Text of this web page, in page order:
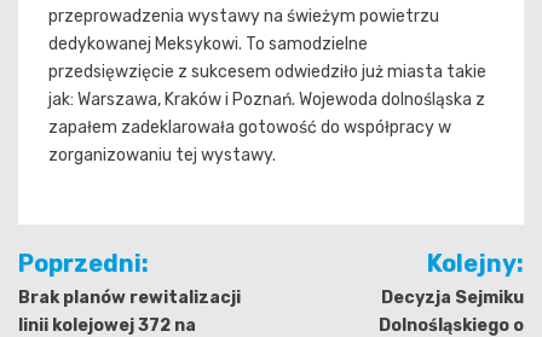
przeprowadzenia wystawy na świeżym powietrzu
dedykowanej Meksykowi. To samodzielne
przedsięwzięcie z sukcesem odwiedziło już miasta takie
jak: Warszawa, Kraków i Poznań. Wojewoda dolnośląska z
zapałem zadeklarowała gotowość do współpracy w
zorganizowaniu tej wystawy.
Nawigacja
wpisu
Poprzedni:
Brak planów rewitalizacji
linii kolejowej 372 na
Kolejny:
Decyzja Sejmiku
Dolnośląskiego o